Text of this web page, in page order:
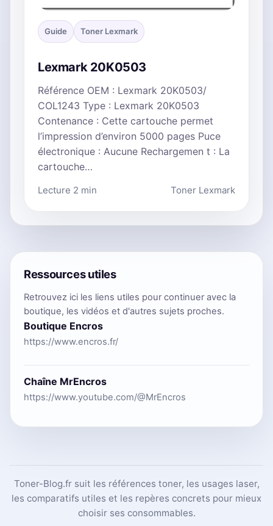
Guide Toner Lexmark
Lexmark 20K0503
Référence OEM : Lexmark 20K0503/
COL1243 Type : Lexmark 20K0503
Contenance : Cette cartouche permet
l’impression d’environ 5000 pages Puce
électronique : Aucune Rechargemen t : La
cartouche…
Lecture 2 min Toner Lexmark
Ressources utiles
Retrouvez ici les liens utiles pour continuer avec la
boutique, les vidéos et d'autres sujets proches.
Boutique Encros
https://www.encros.fr/
Chaîne MrEncros
https://www.youtube.com/@MrEncros
Toner-Blog.fr suit les références toner, les usages laser,
les comparatifs utiles et les repères concrets pour mieux
choisir ses consommables.